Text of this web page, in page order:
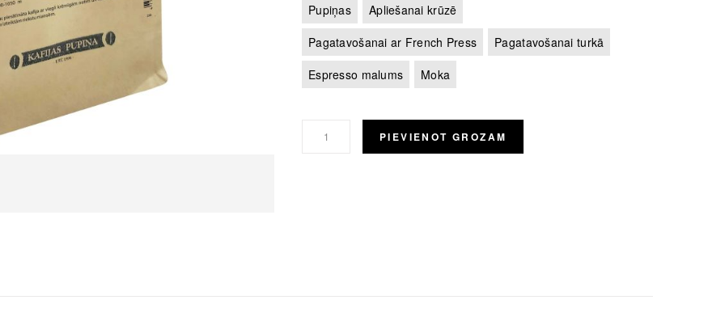
Pupiņas
Apliešanai krūzē
Pagatavošanai ar French Press
Pagatavošanai turkā
Espresso malums
Moka
PIEVIENOT GROZAM